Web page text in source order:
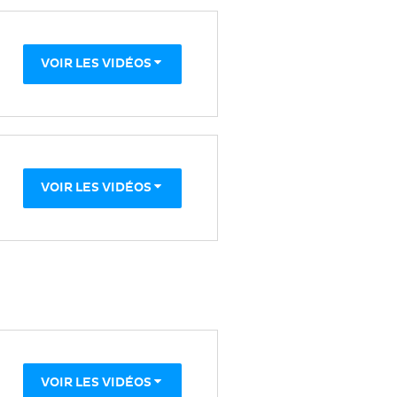
VOIR LES VIDÉOS
VOIR LES VIDÉOS
VOIR LES VIDÉOS